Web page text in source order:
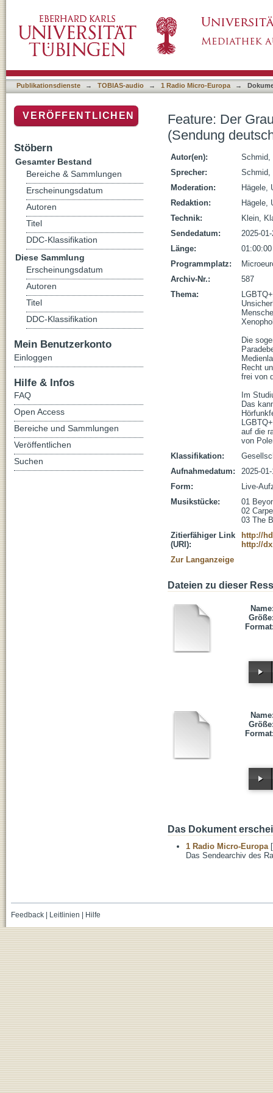
polnische Fassung)
Publikationsdienste → TOBIAS-audio → 1 Radio Micro-Europa →
Feature: Der
(Sendung
Autor(en):
Schmid,
Sprecher:
Schmid,
Moderation:
Hägele,
Redaktion:
Hägele,
Technik:
Klein,
Sendedatum:
2025-
Länge:
01:00:00
Programmplatz:
Archiv-Nr.:
587
Thema:
Die
Recht
frei von
Im
Das
auf die
von
Klassifikation:
Aufnahmedatum:
2025-
Form:
Live-
Musikstücke:
01
02
03 The
Zitierfähiger Link
(URI):
http://
http://
Zur Langanzeige
Dateien zu dieser
Das Dokument
1 Radio Micro-Europa
Das Sendearchiv des
VERÖFFENTLICHEN
Stöbern
Gesamter Bestand
Bereiche & Sammlungen
Erscheinungsdatum
Autoren
Titel
DDC-Klassifikation
Diese Sammlung
Erscheinungsdatum
Autoren
Titel
DDC-Klassifikation
Mein Benutzerkonto
Einloggen
Hilfe & Infos
FAQ
Open Access
Bereiche und Sammlungen
Veröffentlichen
Suchen
Feedback| Leitlinien Hilfe